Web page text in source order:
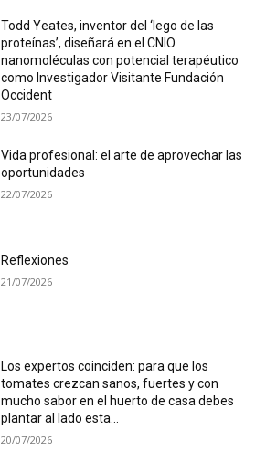
Todd Yeates, inventor del ‘lego de las
proteínas’, diseñará en el CNIO
nanomoléculas con potencial terapéutico
como Investigador Visitante Fundación
Occident
23/07/2026
Vida profesional: el arte de aprovechar las
oportunidades
22/07/2026
Reflexiones
21/07/2026
Los expertos coinciden: para que los
tomates crezcan sanos, fuertes y con
mucho sabor en el huerto de casa debes
plantar al lado esta...
20/07/2026